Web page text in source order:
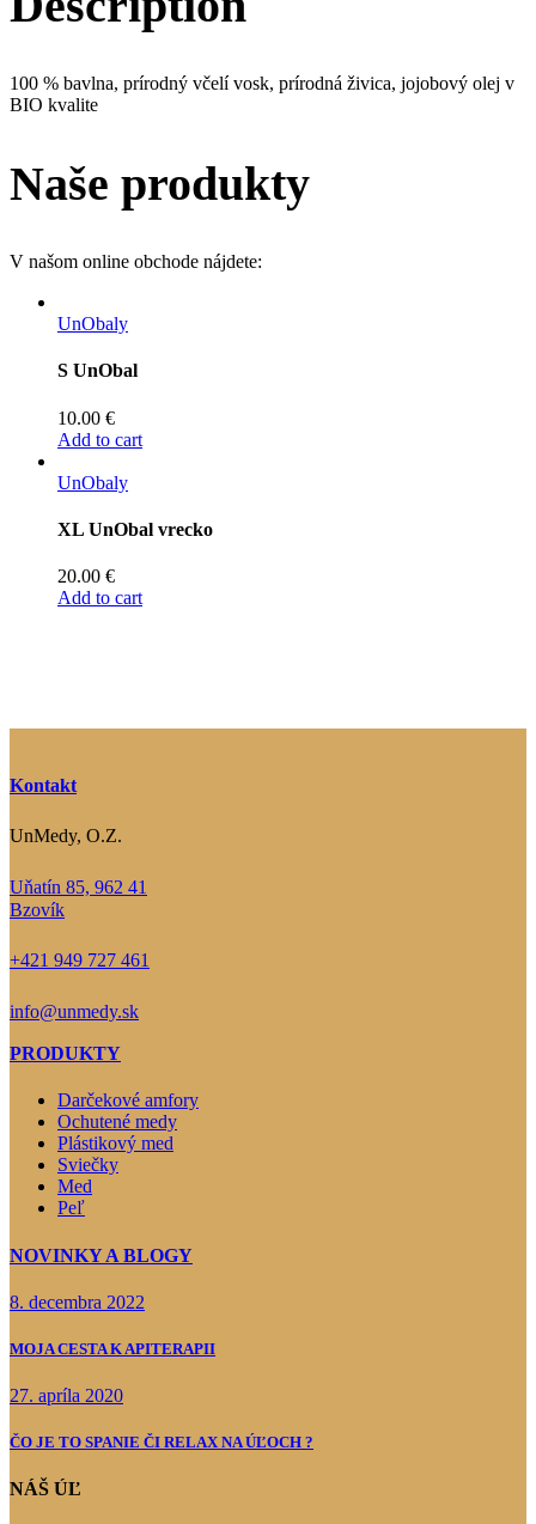
100 % bavlna, prírodný včelí vosk, prírodná živica, jojobový olej v
BIO kvalite
Naše produkty
V našom online obchode nájdete:
UnObaly
S UnObal
10.00 €
Add to cart
UnObaly
XL UnObal vrecko
20.00 €
Add to cart
Kontakt
UnMedy, O.Z.
Uňatín 85, 962 41
Bzovík
+421 949 727 461
info@unmedy.sk
PRODUKTY
Darčekové amfory
Ochutené medy
Plástikový med
Sviečky
Med
Peľ
NOVINKY A BLOGY
8. decembra 2022
MOJA CESTA K APITERAPII
27. apríla 2020
ČO JE TO SPANIE ČI RELAX NA ÚĽOCH ?
NÁŠ ÚĽ